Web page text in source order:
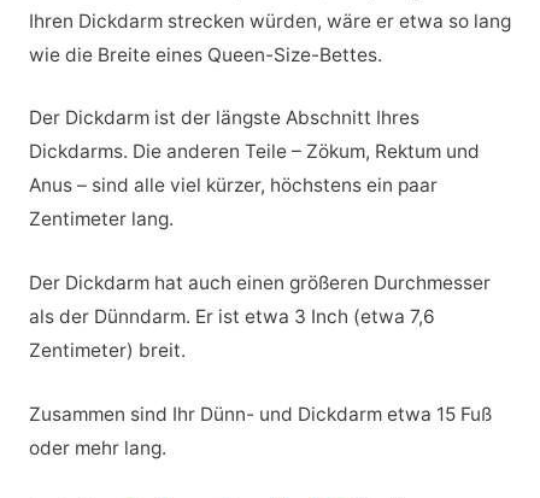
Ihren Dickdarm strecken würden, wäre er etwa so lang
wie die Breite eines Queen-Size-Bettes.
Der Dickdarm ist der längste Abschnitt Ihres
Dickdarms. Die anderen Teile – Zökum, Rektum und
Anus – sind alle viel kürzer, höchstens ein paar
Zentimeter lang.
Der Dickdarm hat auch einen größeren Durchmesser
als der Dünndarm. Er ist etwa 3 Inch (etwa 7,6
Zentimeter) breit.
Zusammen sind Ihr Dünn- und Dickdarm etwa 15 Fuß
oder mehr lang.